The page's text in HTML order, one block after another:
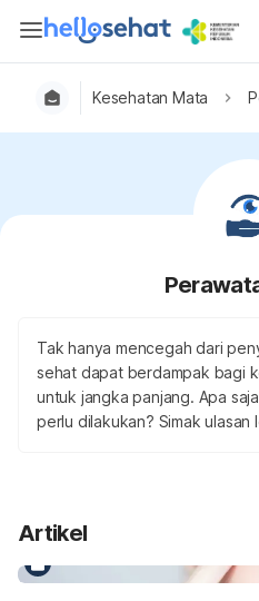
Kesehatan Mata
Tak hanya mencegah dari
sehat dapat berdampak bagi
untuk jangka panjang. Apa
perlu dilakukan? Simak ulasan
Artikel